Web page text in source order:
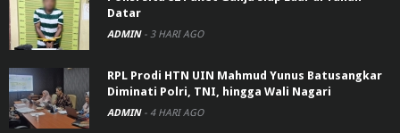
Datar
ADMIN - 3 HARI AGO
RPL Prodi HTN UIN Mahmud Yunus Batusangkar
Diminati Polri, TNI, hingga Wali Nagari
ADMIN - 4 HARI AGO